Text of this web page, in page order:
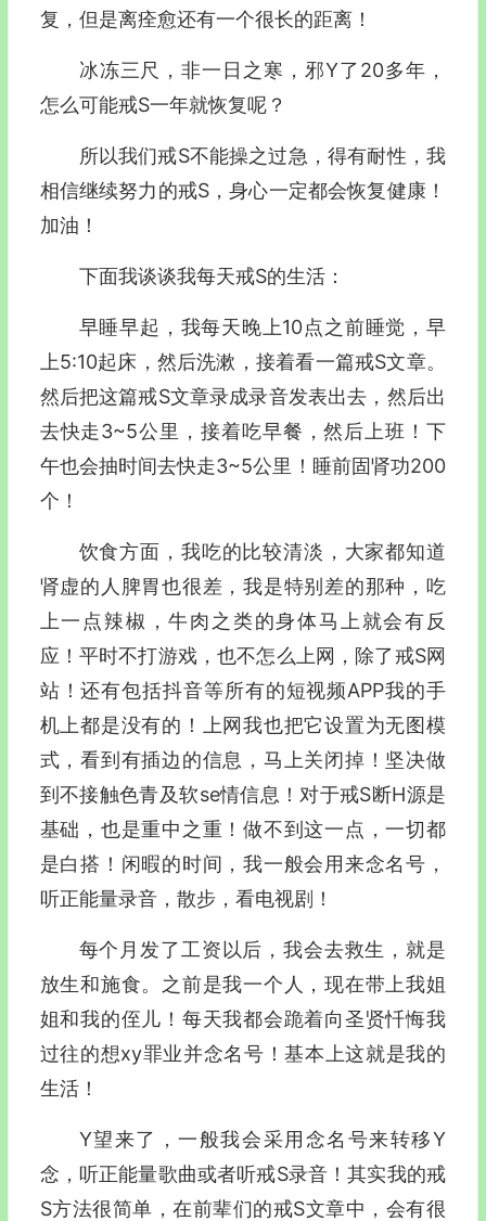
复，但是离痊愈还有一个很长的距离！
冰冻三尺，非一日之寒，邪Y了20多年，
怎么可能戒S一年就恢复呢？
所以我们戒S不能操之过急，得有耐性，我
相信继续努力的戒S，身心一定都会恢复健康！
加油！
下面我谈谈我每天戒S的生活：
早睡早起，我每天晚上10点之前睡觉，早
上5:10起床，然后洗漱，接着看一篇戒S文章。
然后把这篇戒S文章录成录音发表出去，然后出
去快走3~5公里，接着吃早餐，然后上班！下
午也会抽时间去快走3~5公里！睡前固肾功200
个！
饮食方面，我吃的比较清淡，大家都知道
肾虚的人脾胃也很差，我是特别差的那种，吃
上一点辣椒，牛肉之类的身体马上就会有反
应！平时不打游戏，也不怎么上网，除了戒S网
站！还有包括抖音等所有的短视频APP我的手
机上都是没有的！上网我也把它设置为无图模
式，看到有插边的信息，马上关闭掉！坚决做
到不接触色青及软se情信息！对于戒S断H源是
基础，也是重中之重！做不到这一点，一切都
是白搭！闲暇的时间，我一般会用来念名号，
听正能量录音，散步，看电视剧！
每个月发了工资以后，我会去救生，就是
放生和施食。之前是我一个人，现在带上我姐
姐和我的侄儿！每天我都会跪着向圣贤忏悔我
过往的想xy罪业并念名号！基本上这就是我的
生活！
Y望来了，一般我会采用念名号来转移Y
念，听正能量歌曲或者听戒S录音！其实我的戒
S方法很简单，在前辈们的戒S文章中，会有很